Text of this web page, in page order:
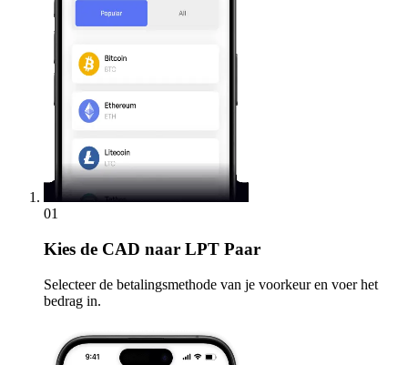
01
Kies de CAD naar LPT Paar
Selecteer de betalingsmethode van je voorkeur en voer het
bedrag in.